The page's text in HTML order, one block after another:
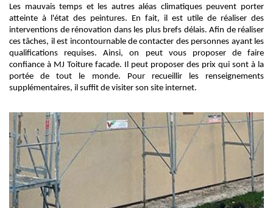
Les mauvais temps et les autres aléas climatiques peuvent porter
atteinte à l'état des peintures. En fait, il est utile de réaliser des
interventions de rénovation dans les plus brefs délais. Afin de réaliser
ces tâches, il est incontournable de contacter des personnes ayant les
qualifications requises. Ainsi, on peut vous proposer de faire
confiance à MJ Toiture facade. Il peut proposer des prix qui sont à la
portée de tout le monde. Pour recueillir les renseignements
supplémentaires, il suffit de visiter son site internet.